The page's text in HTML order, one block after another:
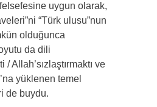
uygun olarak,
“Türk ulusu”nun
olduğunca
da dili
Allah’sızlaştırmaktı ve
yüklenen temel
de buydu.